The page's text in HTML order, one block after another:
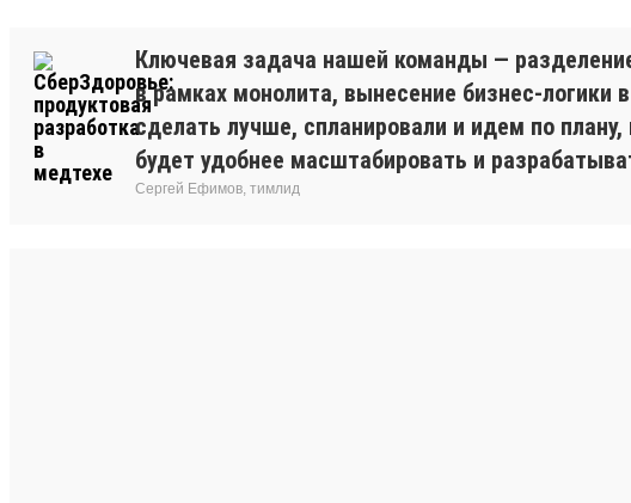
Ключевая задача нашей команды —
в рамках монолита, вынесение бизнес-
сделать лучше, спланировали и идем по
будет удобнее масштабировать и
Сергей Ефимов, тимлид